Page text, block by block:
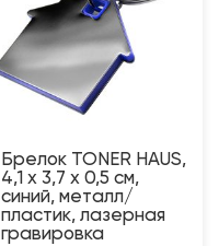
Брелок TONER HAUS,
4,1 x 3,7 x 0,5 см,
синий, металл/
пластик, лазерная
гравировка